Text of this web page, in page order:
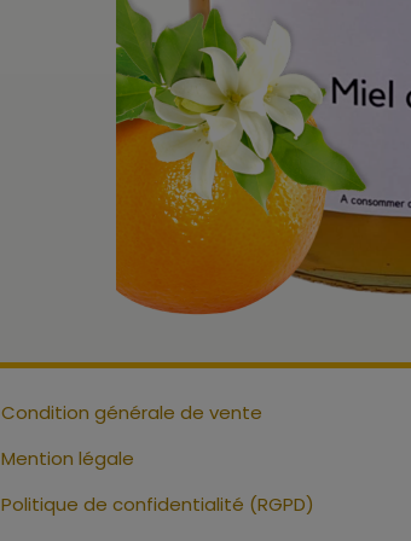
Condition générale de vente
Mention légale
Politique de confidentialité (RGPD)